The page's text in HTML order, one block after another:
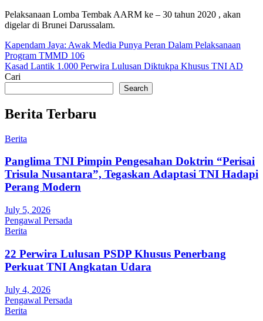
Pelaksanaan Lomba Tembak AARM ke – 30 tahun 2020 , akan
digelar di Brunei Darussalam.
Post
navigation
Kapendam Jaya: Awak Media Punya Peran Dalam Pelaksanaan
Program TMMD 106
Kasad Lantik 1.000 Perwira Lulusan Diktukpa Khusus TNI AD
Cari
Search
Berita Terbaru
Berita
Panglima TNI Pimpin Pengesahan Doktrin “Perisai
Trisula Nusantara”, Tegaskan Adaptasi TNI Hadapi
Perang Modern
July 5, 2026
Pengawal Persada
Berita
22 Perwira Lulusan PSDP Khusus Penerbang
Perkuat TNI Angkatan Udara
July 4, 2026
Pengawal Persada
Berita